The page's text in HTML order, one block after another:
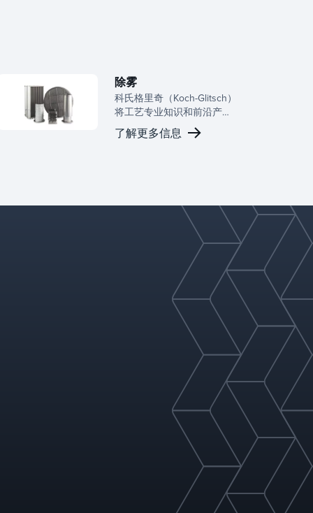
除雾
科氏格里奇（Koch-Glitsch）
将工艺专业知识和前沿产品
技术相结合，服务于广泛的
行业，包括氯碱、气体输
了解更多信息